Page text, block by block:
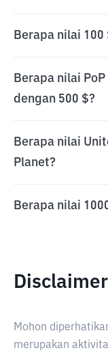
Berapa nilai 100
Berapa nilai
dengan 500 $?
Berapa nilai
Planet?
Berapa nilai
Disclaimer
Mohon
merupakan